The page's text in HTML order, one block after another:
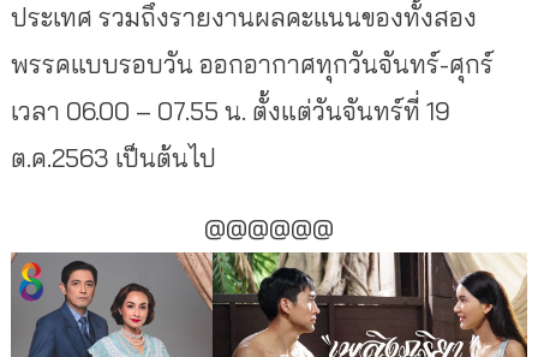
ประเทศ รวมถึงรายงานผลคะแนนของทั้งสอง
พรรคแบบรอบวัน ออกอากาศทุกวันจันทร์-ศุกร์
เวลา 06.00 – 07.55 น. ตั้งแต่วันจันทร์ที่ 19
ต.ค.2563 เป็นต้นไป
@@@@@@